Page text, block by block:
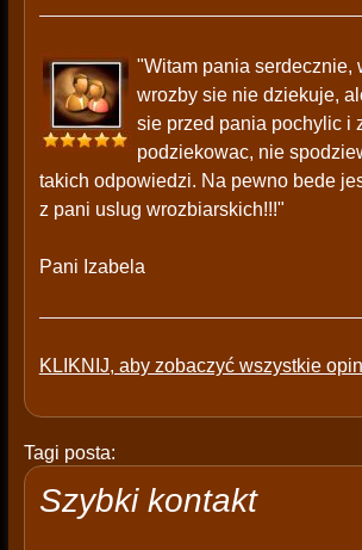
"Witam pania serdecznie,
wrozby sie nie dziekuje,
sie przed pania pochylic i
podziekowac, nie
takich odpowiedzi. Na pewno bede
z pani uslug wrozbiarskich!!!"
Pani Izabela
KLIKNIJ, aby zobaczyć wszystkie
Tagi posta:
Szybki kontakt